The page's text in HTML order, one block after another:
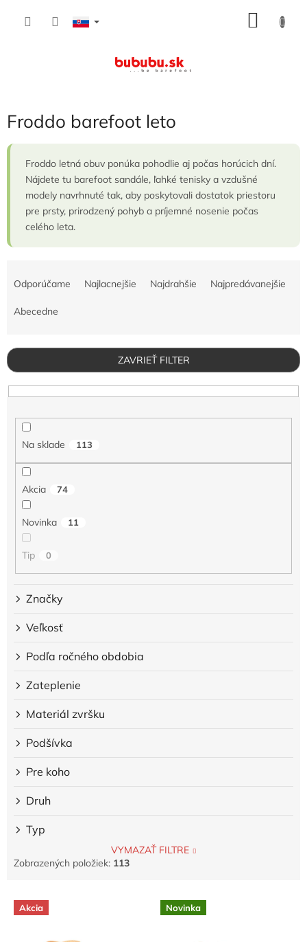
Froddo barefoot leto
Froddo letná obuv ponúka pohodlie aj počas horúcich dní.
Nájdete tu barefoot sandále, ľahké tenisky a vzdušné
modely navrhnuté tak, aby poskytovali dostatok priestoru
pre prsty, prirodzený pohyb a príjemné nosenie počas
celého leta.
e
p
r
o
Odporúčame Najlacnejšie Najdrahšie Najpredávanejšie
Abecedne
ZAVRIEŤ FILTER
Na sklade 113
Akcia 74
Novinka 11
Tip 0
Značky
Veľkosť
Podľa ročného obdobia
Zateplenie
Materiál zvršku
Podšívka
Pre koho
Druh
Typ
VYMAZAŤ FILTRE
Zobrazených položiek: 113
V Akcia Novinka